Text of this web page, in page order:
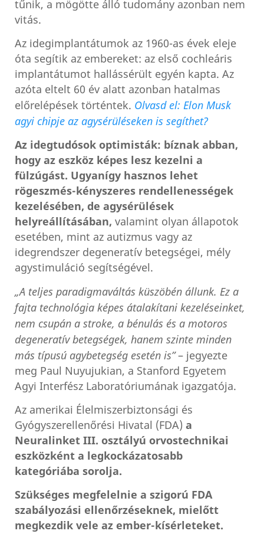
tűnik, a mögötte álló tudomány azonban nem
vitás.
Az idegimplantátumok az 1960-as évek eleje
óta segítik az embereket: az első cochleáris
implantátumot hallássérült egyén kapta. Az
azóta eltelt 60 év alatt azonban hatalmas
előrelépések történtek. Olvasd el: Elon Musk
agyi chipje az agysérüléseken is segíthet?
Az idegtudósok optimisták: bíznak abban,
hogy az eszköz képes lesz kezelni a
fülzúgást. Ugyanígy hasznos lehet
rögeszmés-kényszeres rendellenességek
kezelésében, de agysérülések
helyreállításában, valamint olyan állapotok
esetében, mint az autizmus vagy az
idegrendszer degeneratív betegségei, mély
agystimuláció segítségével.
„A teljes paradigmaváltás küszöbén állunk. Ez a
fajta technológia képes átalakítani kezeléseinket,
nem csupán a stroke, a bénulás és a motoros
degeneratív betegségek, hanem szinte minden
más típusú agybetegség esetén is”– jegyezte
meg Paul Nuyujukian, a Stanford Egyetem
Agyi Interfész Laboratóriumának igazgatója.
Az amerikai Élelmiszerbiztonsági és
Gyógyszerellenőrési Hivatal (FDA) a
Neuralinket III. osztályú orvostechnikai
eszközként a legkockázatosabb
kategóriába sorolja.
Szükséges megfelelnie a szigorú FDA
szabályozási ellenőrzéseknek, mielőtt
megkezdik vele az ember-kísérleteket.